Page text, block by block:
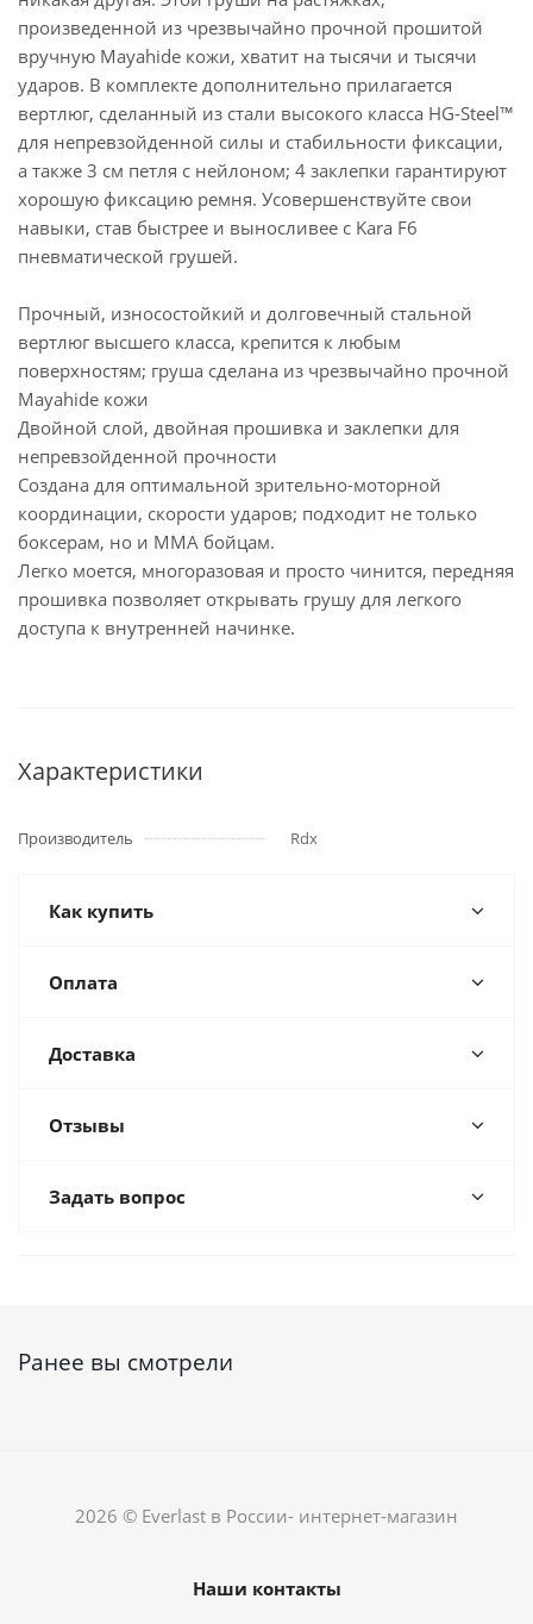
произведенной из чрезвычайно прочной прошитой
вручную Mayahide кожи, хватит на тысячи и тысячи
ударов. В комплекте дополнительно прилагается
вертлюг, сделанный из стали высокого класса HG-Steel™
для непревзойденной силы и стабильности фиксации,
а также 3 см петля с нейлоном; 4 заклепки гарантируют
хорошую фиксацию ремня. Усовершенствуйте свои
навыки, став быстрее и выносливее с Kara F6
пневматической грушей.
Прочный, износостойкий и долговечный стальной
вертлюг высшего класса, крепится к любым
поверхностям; груша сделана из чрезвычайно прочной
Mayahide кожи
Двойной слой, двойная прошивка и заклепки для
непревзойденной прочности
Создана для оптимальной зрительно-моторной
координации, скорости ударов; подходит не только
боксерам, но и MMA бойцам.
Легко моется, многоразовая и просто чинится, передняя
прошивка позволяет открывать грушу для легкого
доступа к внутренней начинке.
Характеристики
Производитель Rdx
Как купить
Оплата
Доставка
Отзывы
Задать вопрос
Ранее вы смотрели
2026 © Everlast в России- интернет-магазин
Наши контакты